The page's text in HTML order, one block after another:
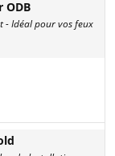
ODB
- Idéal pour vos feux